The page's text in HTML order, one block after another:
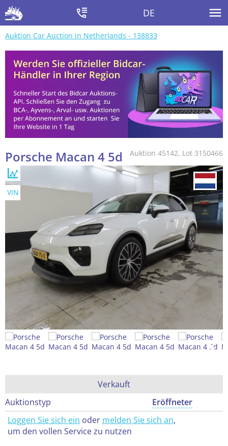
DE
Auktion Car Auction in Netherlands - 138833
Auktion 45142, Lot 3150466
Porsche Macan 4 5d
VIN
Verkauft
Auktionstyp
Eröffneter
Loggen Sie sich ein oder melden Sie sich an,
um den vollen Service zu nutzen